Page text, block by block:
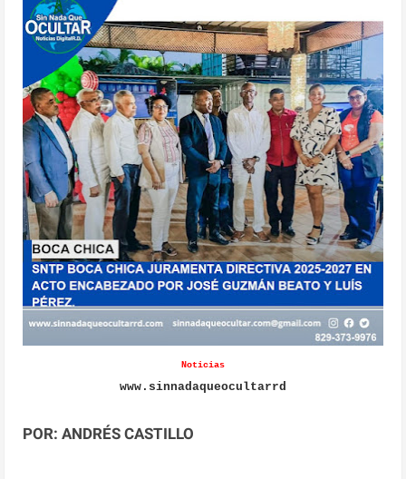
Noticias
www.sinnadaqueocultarrd
POR: ANDRÉS CASTILLO